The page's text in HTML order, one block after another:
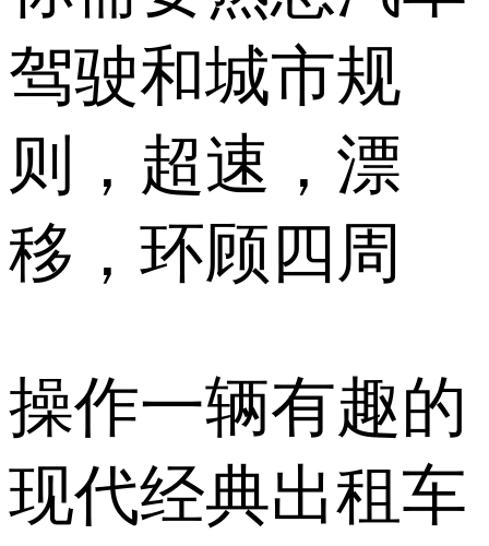
驾驶和城市规
则，超速，漂
移，环顾四周
操作一辆有趣的
现代经典出租车